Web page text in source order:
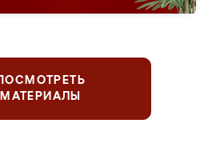
ПОСМОТРЕТЬ
МАТЕРИАЛЫ